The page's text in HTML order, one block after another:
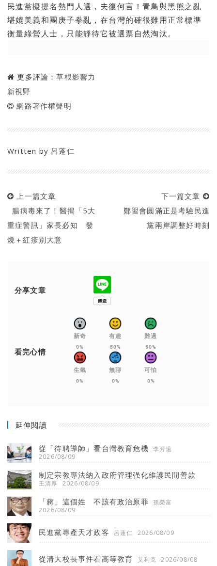
民進黨擬提名熱門人選，夫復何言！青鳥與黑熊之亂
堪媲美義和團庚子拳亂， 在台灣的確很難用正常標準
衡量綠營人士， 只能靜待它被選票自然淘汰。
更多評論：草根影響力
新視野
網路著作權聲明
Written by 呂蓬仁
上一篇文章
腸病毒來了！醫揭「5大
重症警訊」家長必知 發
燒＋紅疹別大意
下一篇文章
鄭習會圓滿正是考驗民進
黨兩岸調整好時刻
分享文章
看完心情
新奇
0%
有趣
50%
難過
50%
生氣
0%
無聊
0%
可怕
0%
延伸閱讀
從「待聘導師」看台灣教育危機 李芳遠
2026/08/09
制定宗教專法納入政府管理强化維護民間善款
王清厚 2026/08/09
「蔣」這個姓 不該有政治原罪 孫榮富
2026/08/09
民進黨專產天才政客 呂蓬仁 2026/08/09
從清大校長事件看高等教育 艾利克 2026/08/08